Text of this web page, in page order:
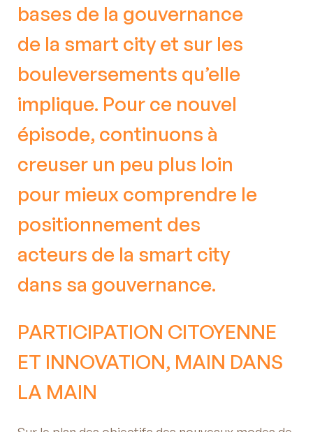
bases de la gouvernance
de la smart city et sur les
bouleversements qu’elle
implique. Pour ce nouvel
épisode, continuons à
creuser un peu plus loin
pour mieux comprendre le
positionnement des
acteurs de la smart city
dans sa gouvernance.
PARTICIPATION CITOYENNE
ET INNOVATION, MAIN DANS
LA MAIN
Former mes équipes
Structurer et optimiser mon système
d'information
Tous nos services sont
personnalisés à vos besoins